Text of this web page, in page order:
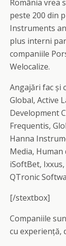
România vrea
peste 200 din
Instruments
plus interni
companiile
Welocalize.
Angajări fac și
Global, Active
Development
Frequentis,
Hanna
Media, Human
iSoftBet,
QTronic
[/stextbox]
Companiile
cu experiență,